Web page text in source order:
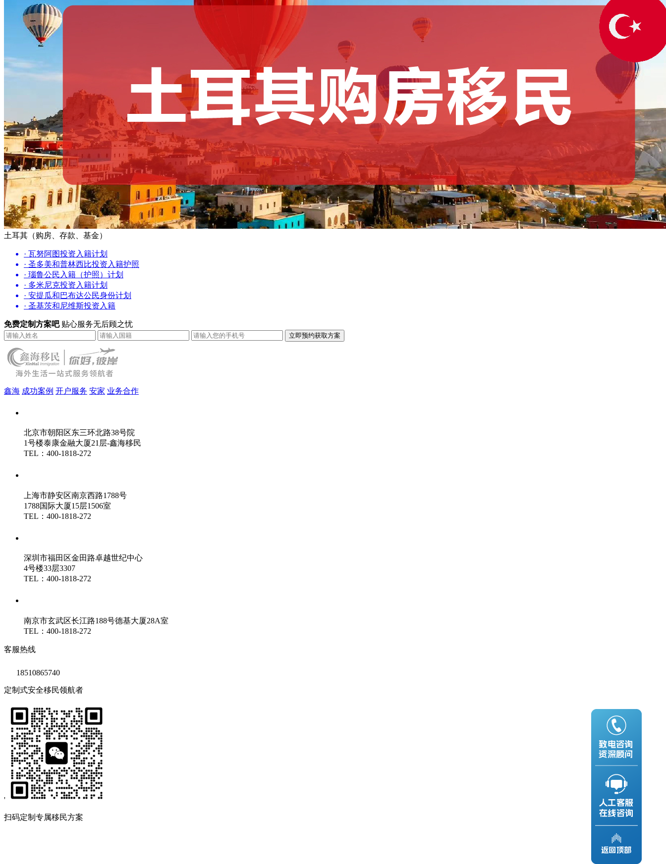
土耳其（购房、存款、基金）
· 瓦努阿图投资入籍计划
· 圣多美和普林西比投资入籍护照
· 瑙鲁公民入籍（护照）计划
· 多米尼克投资入籍计划
· 安提瓜和巴布达公民身份计划
· 圣基茨和尼维斯投资入籍
免费定制方案吧 贴心服务无后顾之忧
鑫海 成功案例 开户服务 安家 业务合作
北京市朝阳区东三环北路38号院
1号楼泰康金融大厦21层-鑫海移民
TEL：400-1818-272
上海市静安区南京西路1788号
1788国际大厦15层1506室
TEL：400-1818-272
深圳市福田区金田路卓越世纪中心
4号楼33层3307
TEL：400-1818-272
南京市玄武区长江路188号德基大厦28A室
TEL：400-1818-272
客服热线
18510865740
定制式安全移民领航者
'
扫码定制专属移民方案